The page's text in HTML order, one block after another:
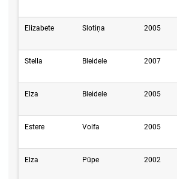
Elizabete Slotiņa 2005
Stella Bleidele 2007
Elza Bleidele 2005
Estere Volfa 2005
Elza Pūpe 2002